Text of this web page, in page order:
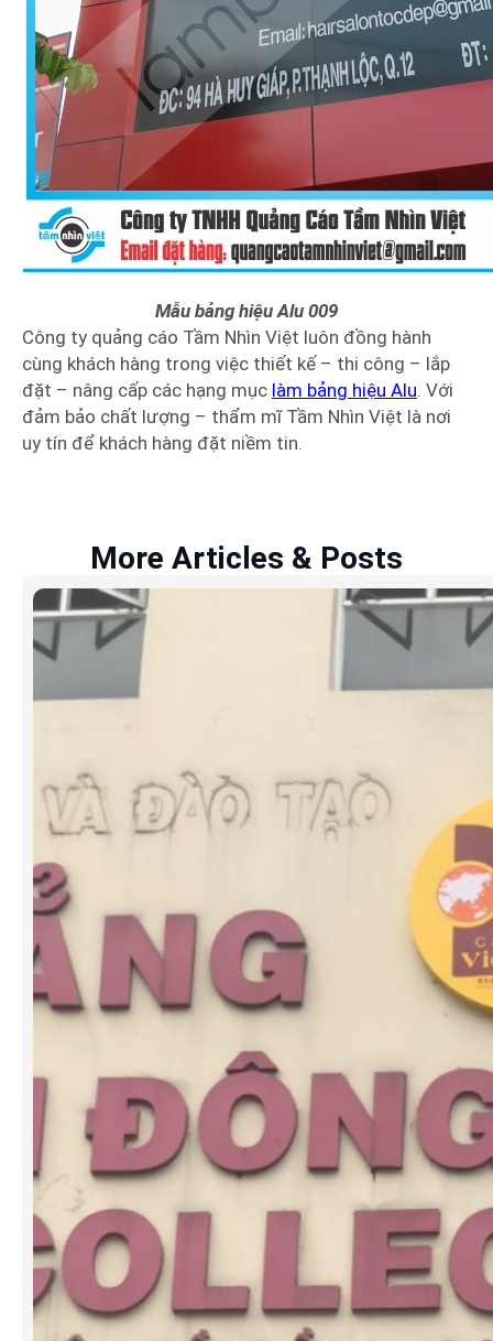
Mẫu bảng hiệu Alu 009
Công ty quảng cáo Tầm Nhìn Việt luôn đồng hành
cùng khách hàng trong việc thiết kế – thi công – lắp
đặt – nâng cấp các hạng mục làm bảng hiệu Alu. Với
đảm bảo chất lượng – thẩm mĩ Tầm Nhìn Việt là nơi
uy tín để khách hàng đặt niềm tin.
More Articles & Posts